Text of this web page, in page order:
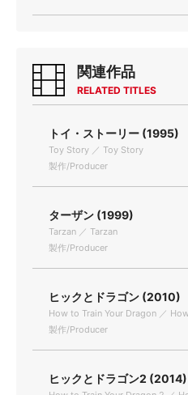
関連作品
RELATED TITLES
トイ・ストーリー (1995)
Toy Story ／ Toy Story
製作/Producer
ターザン (1999)
Tarzan ／ Tarzan
製作/Producer
ヒックとドラゴン (2010)
How to Train Your Dragon ／
製作/Producer
ヒックとドラゴン2 (2014)